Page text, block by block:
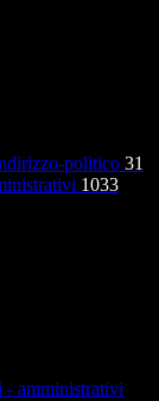
politico 31
1033
- amministrativi